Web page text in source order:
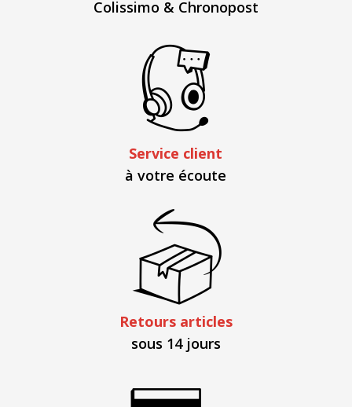
Colissimo & Chronopost
Service client
à votre écoute
Retours articles
sous 14 jours